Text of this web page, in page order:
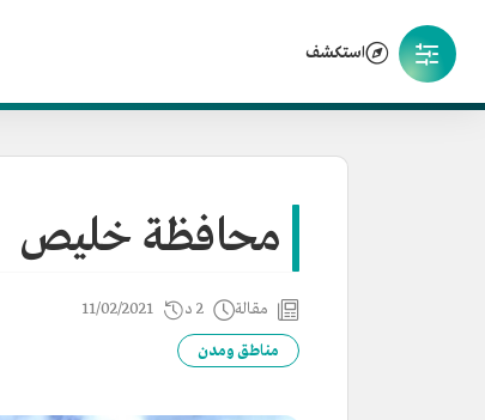
استكشف
محافظة خليص
مقالة 2 د 11/02/2021
مناطق ومدن